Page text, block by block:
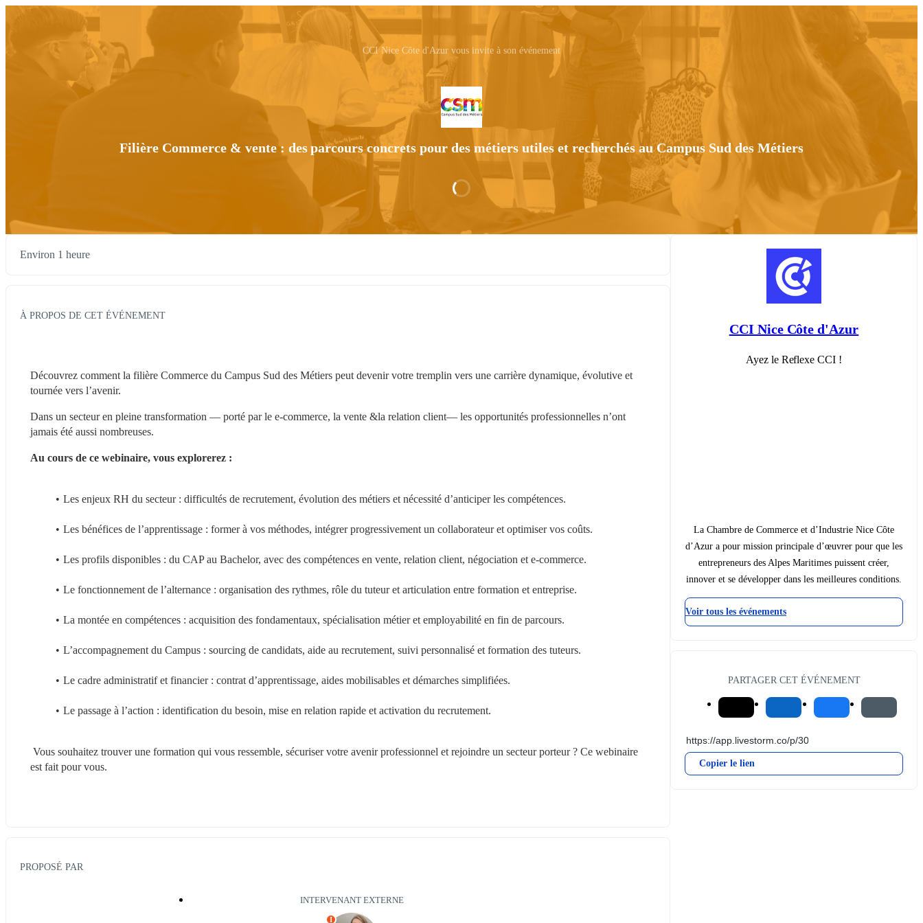
CCI Nice Côte d'Azur vous invite à son événement
Filière Commerce & vente : des parcours concrets pour des métiers utiles et recherchés au Campus Sud des Métiers
Environ 1 heure
À PROPOS DE CET ÉVÉNEMENT
Découvrez comment la filière Commerce du Campus Sud des Métiers peut devenir votre tremplin vers une carrière dynamique, évolutive et
tournée vers l’avenir.
Dans un secteur en pleine transformation — porté par le e‑commerce, la vente &la relation client— les opportunités professionnelles n’ont
jamais été aussi nombreuses.
Au cours de ce webinaire, vous explorerez :
Les enjeux RH du secteur : difficultés de recrutement, évolution des métiers et nécessité d’anticiper les compétences.
Les bénéfices de l’apprentissage : former à vos méthodes, intégrer progressivement un collaborateur et optimiser vos coûts.
Les profils disponibles : du CAP au Bachelor, avec des compétences en vente, relation client, négociation et e-commerce.
Le fonctionnement de l’alternance : organisation des rythmes, rôle du tuteur et articulation entre formation et entreprise.
La montée en compétences : acquisition des fondamentaux, spécialisation métier et employabilité en fin de parcours.
L’accompagnement du Campus : sourcing de candidats, aide au recrutement, suivi personnalisé et formation des tuteurs.
Le cadre administratif et financier : contrat d’apprentissage, aides mobilisables et démarches simplifiées.
Le passage à l’action : identification du besoin, mise en relation rapide et activation du recrutement.
Vous souhaitez trouver une formation qui vous ressemble, sécuriser votre avenir professionnel et rejoindre un secteur porteur ? Ce webinaire
est fait pour vous.
PROPOSÉ PAR
INTERVENANT EXTERNE
I
CCI Nice Côte d'Azur
Ayez le Reflexe CCI !
La Chambre de Commerce et d’Industrie Nice Côte
d’Azur a pour mission principale d’œuvrer pour que les
entrepreneurs des Alpes Maritimes puissent créer,
innover et se développer dans les meilleures conditions.
Voir tous les événements
PARTAGER CET ÉVÉNEMENT
Copier le lien